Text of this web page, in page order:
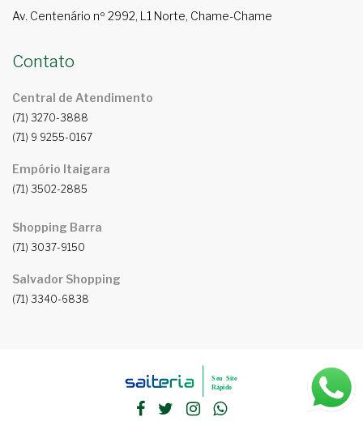
Av. Centenário nº 2992, L1 Norte, Chame-Chame
Contato
Central de Atendimento
(71) 3270-3888
(71) 9 9255-0167
Empório Itaigara
(71) 3502-2885
Shopping Barra
(71) 3037-9150
Salvador Shopping
(71) 3340-6838